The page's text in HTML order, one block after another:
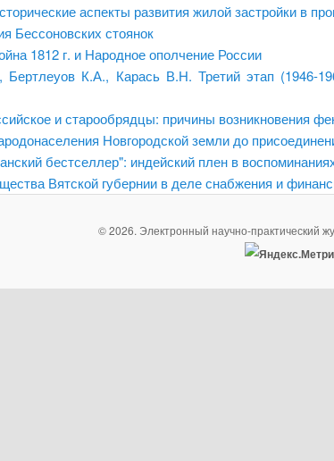
аспекты развития жилой застройки в
Бессоновских стоянок
1812 г. и Народное ополчение России
К.А., Карась В.Н. Третий этап (1946-
и старообрядцы: причины возникновения
Новгородской земли до
бестселлер": индейский плен в
Вятской губернии в деле снабжения и
© 2026. Электронный научно-практический